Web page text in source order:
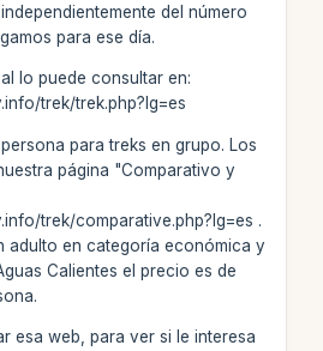
del número
para ese día.
lo puede consultar en:
trek/trek.php?lg=es
para treks en grupo. Los
página "Comparativo y
trek/comparative.php?lg=es .
adulto en categoría económica y
Calientes el precio es de
esa web, para ver si le interesa